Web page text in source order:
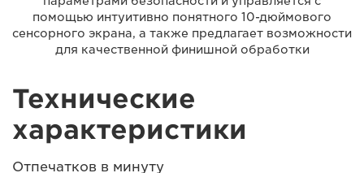
помощью интуитивно понятного 10-дюймового
сенсорного экрана, а также предлагает возможности
для качественной финишной обработки
Технические
характеристики
Отпечатков в минуту